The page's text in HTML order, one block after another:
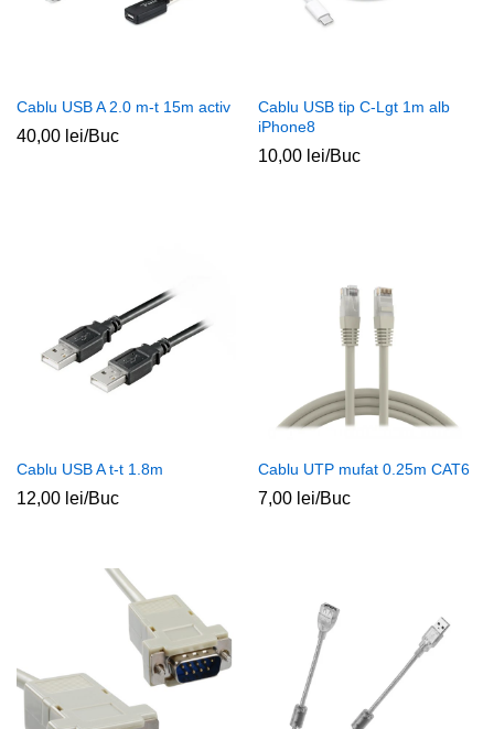
Cablu USB A 2.0 m-t 15m activ
40,00 lei/Buc
Cablu USB tip C-Lgt 1m alb
iPhone8
10,00 lei/Buc
Cablu USB A t-t 1.8m
12,00 lei/Buc
Cablu UTP mufat 0.25m CAT6
7,00 lei/Buc